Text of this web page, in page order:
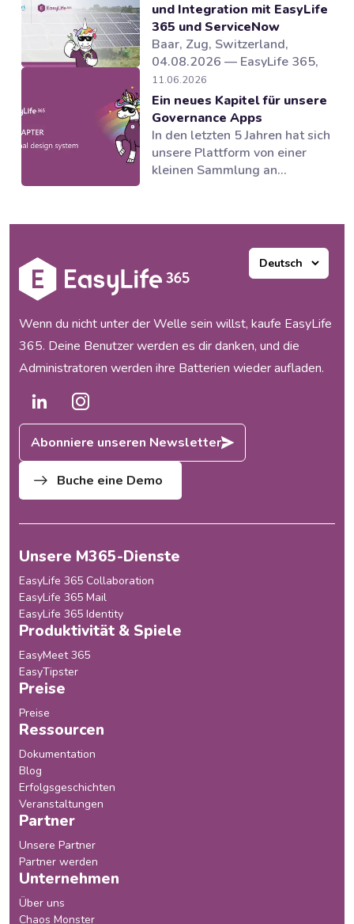
und Integration mit EasyLife
365 und ServiceNow
Baar, Zug, Switzerland,
04.08.2026 — EasyLife 365,
Anbieter von Lösungen für
Microsoft 365 Governance und
und Lebenszyklusmanagement
in Microsoft 365, hat
gemeinsam mit dem Partner
novoSYS die Behr Bircher
11.06.2026
Ein neues Kapitel für unsere
Governance Apps
In den letzten 5 Jahren hat sich
unsere Plattform von einer
kleinen Sammlung an
entwickelt, die mehrere
Ecosystems unterstützen.
Unsere Produkte haben
funktioniert und unsere
mit dem Wachstum...
Wenn du nicht unter der Welle sein willst, kaufe EasyLife
365. Deine Benutzer werden es dir danken, und die
Administratoren werden ihre Batterien wieder aufladen.
Abonniere unseren Newsletter
Buche eine Demo
Unsere M365-Dienste
EasyLife 365 Collaboration
EasyLife 365 Mail
EasyLife 365 Identity
Produktivität & Spiele
EasyMeet 365
EasyTipster
Preise
Preise
Ressourcen
Dokumentation
Blog
Erfolgsgeschichten
Veranstaltungen
Partner
Unsere Partner
Partner werden
Unternehmen
Über uns
Chaos Monster